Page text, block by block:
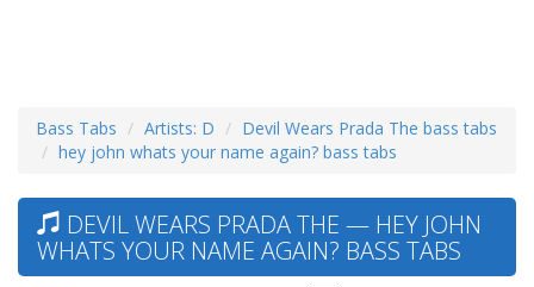
Bass Tabs Artists: D
Devil Wears Prada The bass tabs
hey john whats your name again? bass tabs
DEVIL WEARS PRADA THE — HEY JOHN
WHATS YOUR NAME AGAIN? BASS TABS